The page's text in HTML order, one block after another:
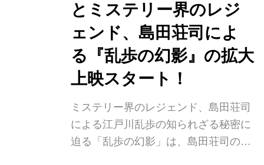
とミステリー界のレジ
ェンド、島田荘司によ
る『乱歩の幻影』の拡大
上映スタート！
ミステリー界のレジェンド、島田荘司
による江戸川乱歩の知られざる秘密に
迫る「乱歩の幻影」は、島田荘司のリ